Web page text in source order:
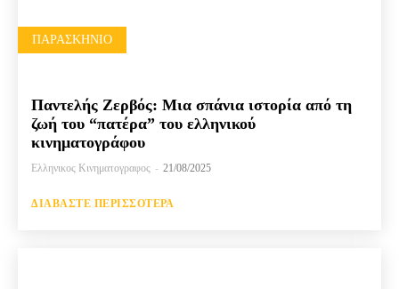
ΠΑΡΑΣΚΉΝΙΟ
Παντελής Ζερβός: Μια σπάνια ιστορία από τη
ζωή του “πατέρα” του ελληνικού
κινηματογράφου
Ελληνικος Κινηματογραφος - 21/08/2025
ΔΙΑΒΆΣΤΕ ΠΕΡΙΣΣΌΤΕΡΑ